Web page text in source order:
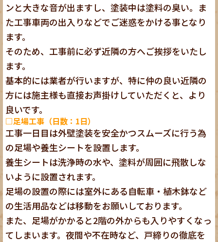
ンと大きな音が出ますし、塗装中は塗料の臭い。ま
た工事車両の出入りなどでご迷惑をかける事となり
ます。
そのため、工事前に必ず近隣の方へご挨拶をいたし
ます。
基本的には業者が行いますが、特に仲の良い近隣の
方には施主様も直接お声掛けしていただくと、より
良いです。
□足場工事（日数：1日）
工事一日目は外壁塗装を安全かつスムーズに行う為
の足場や養生シートを設置します。
養生シートは洗浄時の水や、塗料が周囲に飛散しな
いように設置されます。
足場の設置の際には室外にある自転車・植木鉢など
の生活用品などは移動をお願いしております。
また、足場がかかると2階の外からも入りやすくなっ
てしまいます。夜間や不在時など、戸締りの徹底を